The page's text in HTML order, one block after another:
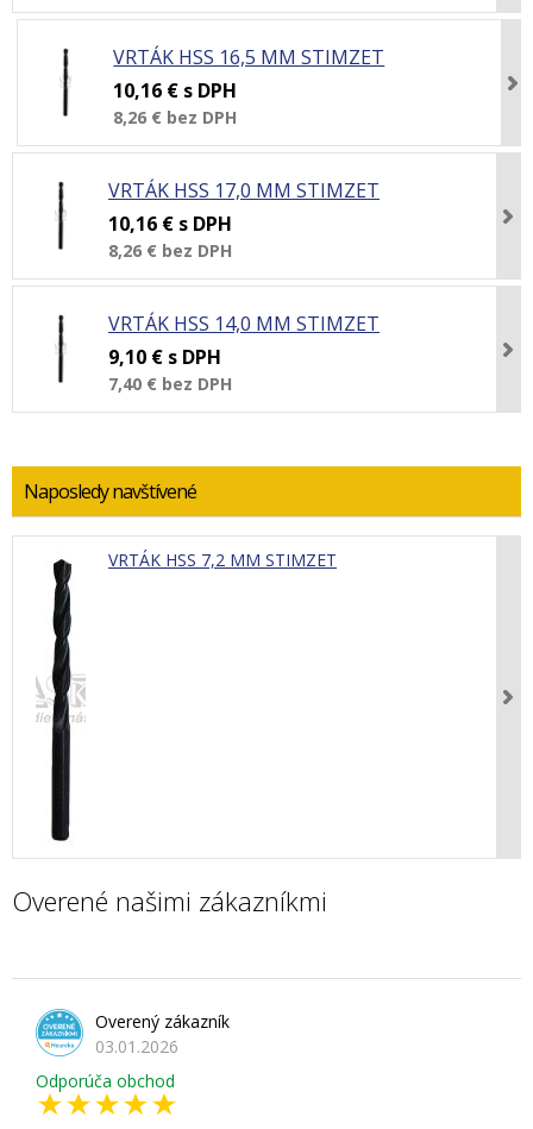
VRTÁK HSS 16,5 MM STIMZET
10,16 € s DPH
8,26 € bez DPH
VRTÁK HSS 17,0 MM STIMZET
10,16 € s DPH
8,26 € bez DPH
VRTÁK HSS 14,0 MM STIMZET
9,10 € s DPH
7,40 € bez DPH
Naposledy navštívené
VRTÁK HSS 7,2 MM STIMZET
Overené našimi zákazníkmi
Overený zákazník
03.01.2026
Odporúča obchod